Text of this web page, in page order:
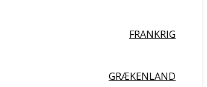
FRANKRIG
GRÆKENLAND